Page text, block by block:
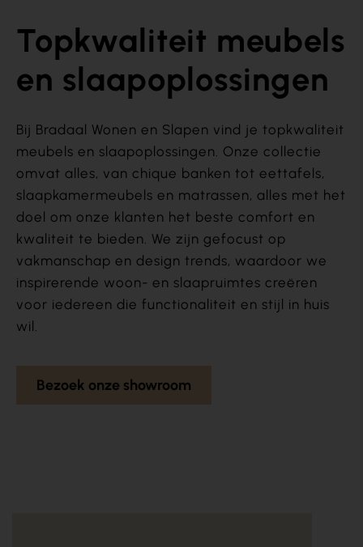
Topkwaliteit meubels
en slaapoplossingen
Bij Bradaal Wonen en Slapen vind je topkwaliteit
meubels en slaapoplossingen. Onze collectie
omvat alles, van chique banken tot eettafels,
slaapkamermeubels en matrassen, alles met het
doel om onze klanten het beste comfort en
kwaliteit te bieden. We zijn gefocust op
vakmanschap en design trends, waardoor we
inspirerende woon- en slaapruimtes creëren
voor iedereen die functionaliteit en stijl in huis
wil.
Bezoek onze showroom